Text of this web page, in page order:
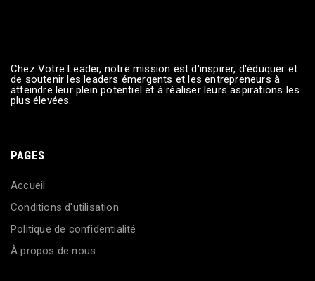
Chez Votre Leader, notre mission est d'inspirer, d'éduquer et
de soutenir les leaders émergents et les entrepreneurs à
atteindre leur plein potentiel et à réaliser leurs aspirations les
plus élevées.
PAGES
Accueil
Conditions d'utilisation
Politique de confidentialité
À propos de nous